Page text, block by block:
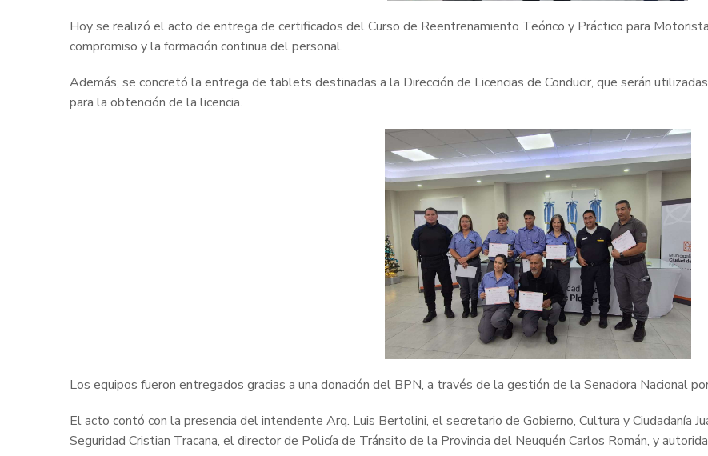
Hoy se realizó el acto de entrega de certificados del Curso de Reentrenamiento Teórico y Práctico para
compromiso y la formación continua del personal.
Además, se concretó la entrega de tablets destinadas a la Dirección de Licencias de Conducir, que serán
para la obtención de la licencia.
Los equipos fueron entregados gracias a una donación del BPN, a través de la gestión de la Senadora Nacional
El acto contó con la presencia del intendente Arq. Luis Bertolini, el secretario de Gobierno, Cultura y Ciudadanía
Seguridad Cristian Tracana, el director de Policía de Tránsito de la Provincia del Neuquén Carlos Román, y